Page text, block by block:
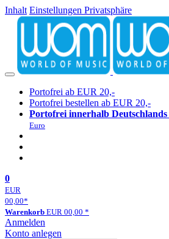
Inhalt Einstellungen Privatsphäre
Portofrei ab EUR 20,-
Portofrei bestellen ab EUR 20,-
Portofrei innerhalb Deutschlands
Euro
0
EUR
00,00*
Warenkorb EUR 00,00 *
Anmelden
Konto anlegen